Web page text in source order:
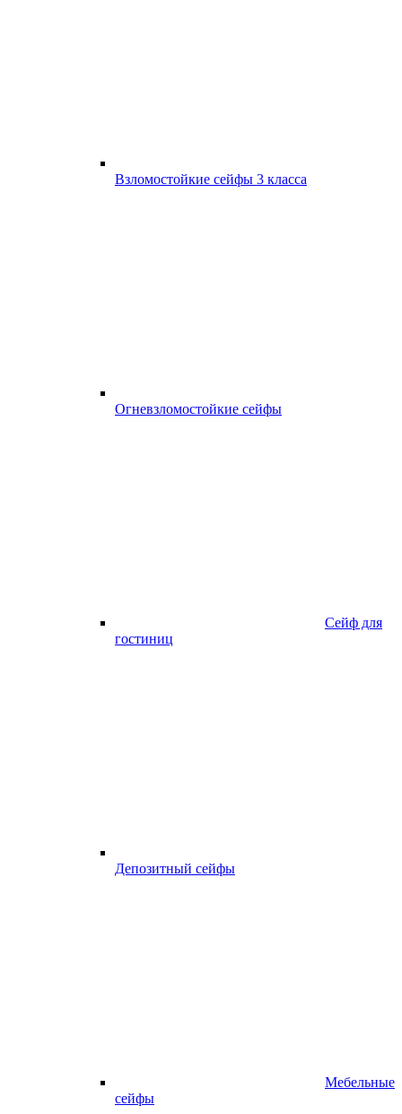
Взломостойкие сейфы 3 класса
Огневзломостойкие сейфы
Сейф для
гостиниц
Депозитный сейфы
Мебельные
сейфы